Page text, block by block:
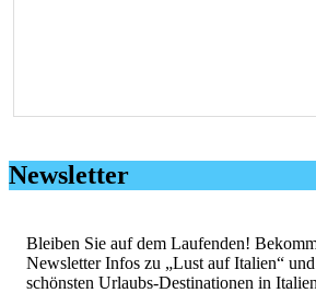
Newsletter
Bleiben Sie auf dem Laufenden!
Newsletter Infos zu „Lust auf Italien“
schönsten Urlaubs-Destinationen in